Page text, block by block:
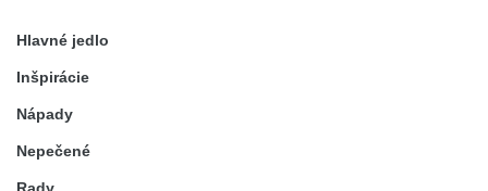
Hlavné jedlo
Inšpirácie
Nápady
Nepečené
Rady